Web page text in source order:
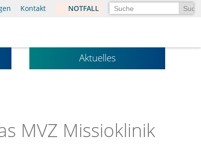
Kontakt NOTFALL Suchen
Aktuelles
MVZ Missioklinik